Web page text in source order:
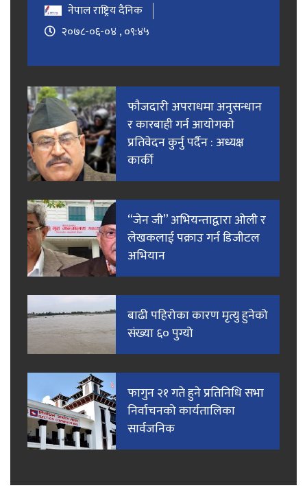
नेपाल राष्ट्रिय दैनिक
२०७८-०६-०४ , ०९:४५
फाैजदारी अपराधमा अनुसन्धान
र कारबाही गर्न आयाेगकाे
प्रतिवेदन कुर्नु पर्दैन : अध्यक्ष
कार्की
“जेन जी” अभियन्ताद्वारा ओली र
लेखकलाई पक्राउ गर्न डिजीटल
अभियान
बाढी पहिरोका कारण मृत्यु हुनेको
संख्या ६० पुग्यो
फागुन २१ गते हुने प्रतिनिधि सभा
निर्वाचनको कार्यतालिका
सार्वजनिक